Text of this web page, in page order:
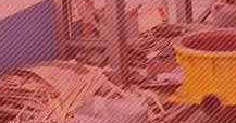
皮带输送机